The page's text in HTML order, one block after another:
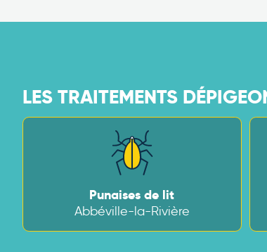
LES TRAITEMENTS
Punaises de lit
Abbéville-la-Rivière